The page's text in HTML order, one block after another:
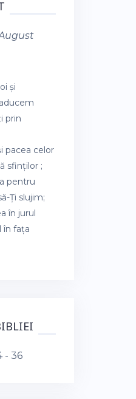
și
prin
pacea celor
sfinților ;
pentru
Ți slujim;
în jurul
în fața
- 36